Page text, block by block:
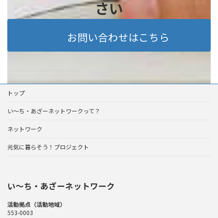
さい
お問い合わせはこちら
トップ
い～ち・あざーネットワークって？
ネットワーク
元気に暮らそう！プロジェクト
い〜ち・あざーネットワーク
活動拠点（活動地域）
553-0003